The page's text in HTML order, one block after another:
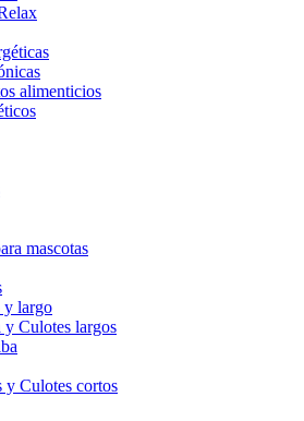
alimenticios
mascotas
largo
y Culotes largos
y Culotes cortos